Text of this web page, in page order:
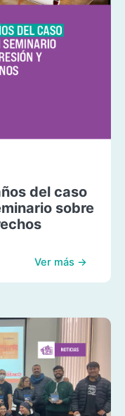
del caso
sobre
Ver más →